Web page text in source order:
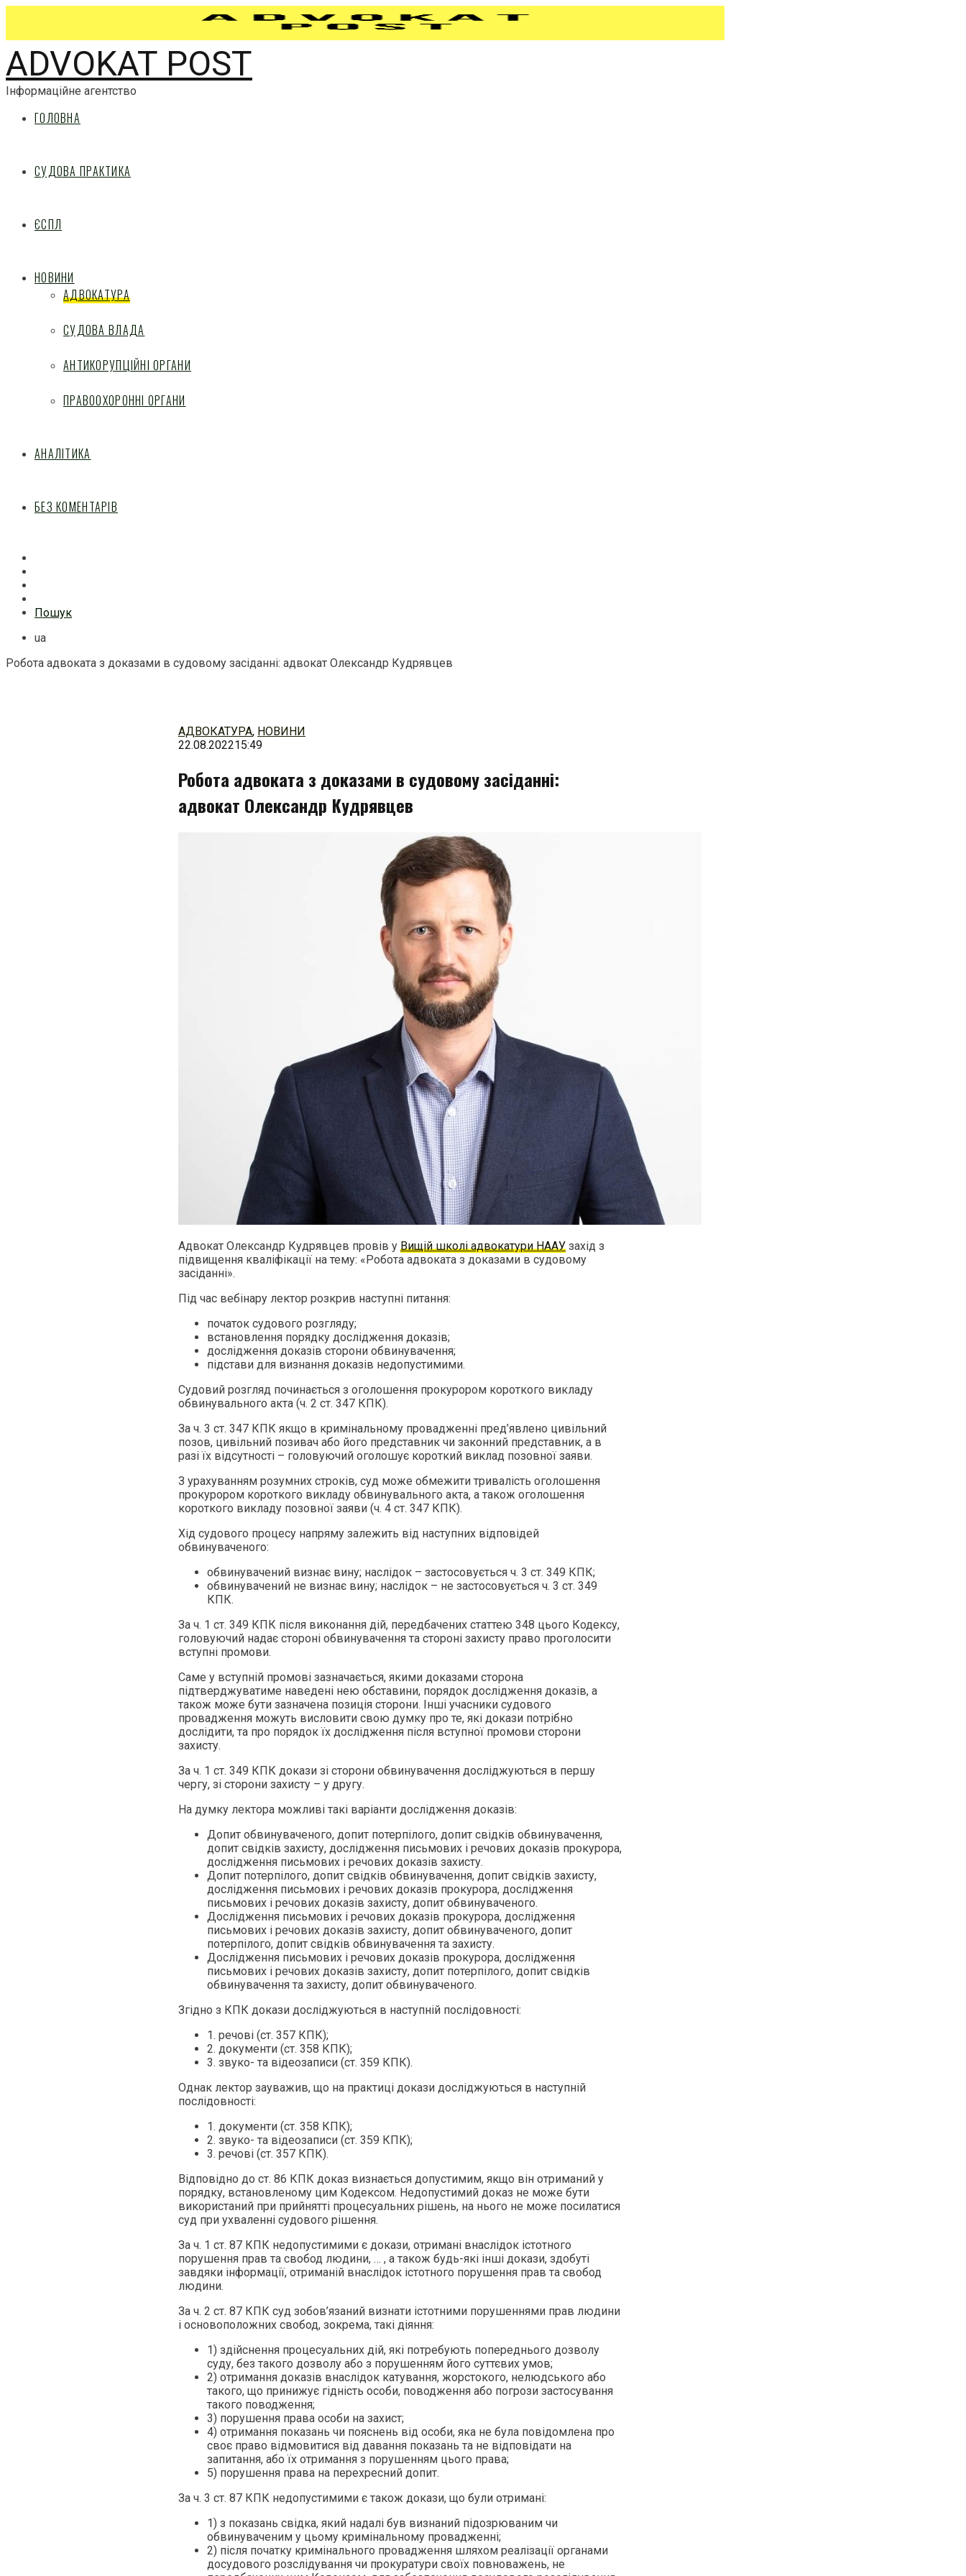
ADVOKAT POST
Інформаційне агентство
ГОЛОВНА
СУДОВА ПРАКТИКА
ЄСПЛ
НОВИНИ
АДВОКАТУРА
СУДОВА ВЛАДА
АНТИКОРУПЦІЙНІ ОРГАНИ
ПРАВООХОРОННІ ОРГАНИ
АНАЛІТИКА
БЕЗ КОМЕНТАРІВ
Пошук
ua
Робота адвоката з доказами в судовому засіданні: адвокат Олександр Кудрявцев
АДВОКАТУРА, НОВИНИ
22.08.202215:49
Робота адвоката з доказами в судовому засіданні:
адвокат Олександр Кудрявцев
Адвокат Олександр Кудрявцев провів у Вищій школі адвокатури НААУ захід з
підвищення кваліфікації на тему: «Робота адвоката з доказами в судовому
засіданні».
Під час вебінару лектор розкрив наступні питання:
початок судового розгляду;
встановлення порядку дослідження доказів;
дослідження доказів сторони обвинувачення;
підстави для визнання доказів недопустимими.
Судовий розгляд починається з оголошення прокурором короткого викладу
обвинувального акта (ч. 2 ст. 347 КПК).
За ч. 3 ст. 347 КПК якщо в кримінальному провадженні пред’явлено цивільний
позов, цивільний позивач або його представник чи законний представник, а в
разі їх відсутності – головуючий оголошує короткий виклад позовної заяви.
З урахуванням розумних строків, суд може обмежити тривалість оголошення
прокурором короткого викладу обвинувального акта, а також оголошення
короткого викладу позовної заяви (ч. 4 ст. 347 КПК).
Хід судового процесу напряму залежить від наступних відповідей
обвинуваченого:
обвинувачений визнає вину; наслідок – застосовується ч. 3 ст. 349 КПК;
обвинувачений не визнає вину; наслідок – не застосовується ч. 3 ст. 349
КПК.
За ч. 1 ст. 349 КПК після виконання дій, передбачених статтею 348 цього Кодексу,
головуючий надає стороні обвинувачення та стороні захисту право проголосити
вступні промови.
Саме у вступній промові зазначається, якими доказами сторона
підтверджуватиме наведені нею обставини, порядок дослідження доказів, а
також може бути зазначена позиція сторони. Інші учасники судового
провадження можуть висловити свою думку про те, які докази потрібно
дослідити, та про порядок їх дослідження після вступної промови сторони
захисту.
За ч. 1 ст. 349 КПК докази зі сторони обвинувачення досліджуються в першу
чергу, зі сторони захисту – у другу.
На думку лектора можливі такі варіанти дослідження доказів:
Допит обвинуваченого, допит потерпілого, допит свідків обвинувачення,
допит свідків захисту, дослідження письмових і речових доказів прокурора,
дослідження письмових і речових доказів захисту.
Допит потерпілого, допит свідків обвинувачення, допит свідків захисту,
дослідження письмових і речових доказів прокурора, дослідження
письмових і речових доказів захисту, допит обвинуваченого.
Дослідження письмових і речових доказів прокурора, дослідження
письмових і речових доказів захисту, допит обвинуваченого, допит
потерпілого, допит свідків обвинувачення та захисту.
Дослідження письмових і речових доказів прокурора, дослідження
письмових і речових доказів захисту, допит потерпілого, допит свідків
обвинувачення та захисту, допит обвинуваченого.
Згідно з КПК докази досліджуються в наступній послідовності:
1. речові (ст. 357 КПК);
2. документи (ст. 358 КПК);
3. звуко- та відеозаписи (ст. 359 КПК).
Однак лектор зауважив, що на практиці докази досліджуються в наступній
послідовності:
1. документи (ст. 358 КПК);
2. звуко- та відеозаписи (ст. 359 КПК);
3. речові (ст. 357 КПК).
Відповідно до ст. 86 КПК доказ визнається допустимим, якщо він отриманий у
порядку, встановленому цим Кодексом. Недопустимий доказ не може бути
використаний при прийнятті процесуальних рішень, на нього не може посилатися
суд при ухваленні судового рішення.
За ч. 1 ст. 87 КПК недопустимими є докази, отримані внаслідок істотного
порушення прав та свобод людини, … , а також будь-які інші докази, здобуті
завдяки інформації, отриманій внаслідок істотного порушення прав та свобод
людини.
За ч. 2 ст. 87 КПК суд зобов’язаний визнати істотними порушеннями прав людини
і основоположних свобод, зокрема, такі діяння:
1) здійснення процесуальних дій, які потребують попереднього дозволу
суду, без такого дозволу або з порушенням його суттєвих умов;
2) отримання доказів внаслідок катування, жорстокого, нелюдського або
такого, що принижує гідність особи, поводження або погрози застосування
такого поводження;
3) порушення права особи на захист;
4) отримання показань чи пояснень від особи, яка не була повідомлена про
своє право відмовитися від давання показань та не відповідати на
запитання, або їх отримання з порушенням цього права;
5) порушення права на перехресний допит.
За ч. 3 ст. 87 КПК недопустимими є також докази, що були отримані:
1) з показань свідка, який надалі був визнаний підозрюваним чи
обвинуваченим у цьому кримінальному провадженні;
2) після початку кримінального провадження шляхом реалізації органами
досудового розслідування чи прокуратури своїх повноважень, не